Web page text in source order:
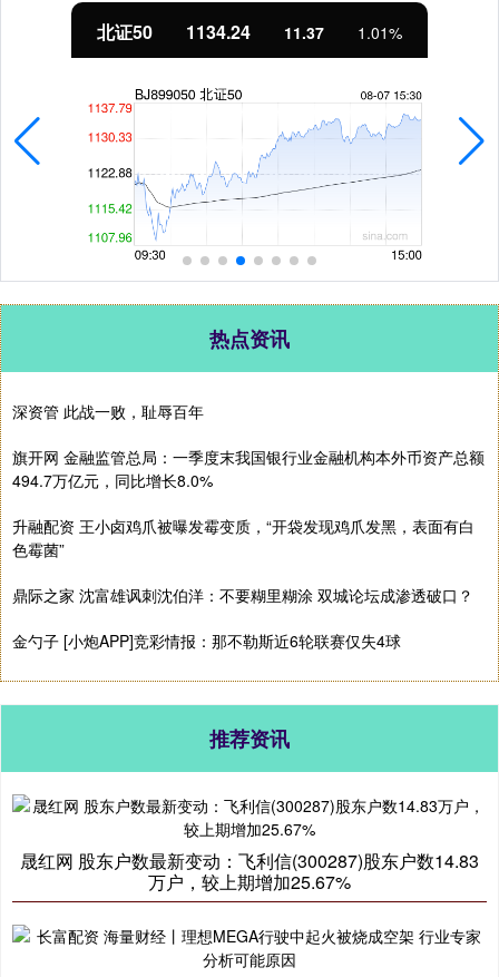
北证50 1134.24 11.37 1.01%
热点资讯
深资管 此战一败，耻辱百年
旗开网 金融监管总局：一季度末我国银行业金融机构本外币资产总额
494.7万亿元，同比增长8.0%
升融配资 王小卤鸡爪被曝发霉变质，“开袋发现鸡爪发黑，表面有白
色霉菌”
鼎际之家 沈富雄讽刺沈伯洋：不要糊里糊涂 双城论坛成渗透破口？
金勺子 [小炮APP]竞彩情报：那不勒斯近6轮联赛仅失4球
推荐资讯
晟红网 股东户数最新变动：飞利信(300287)股东户数14.83
万户，较上期增加25.67%